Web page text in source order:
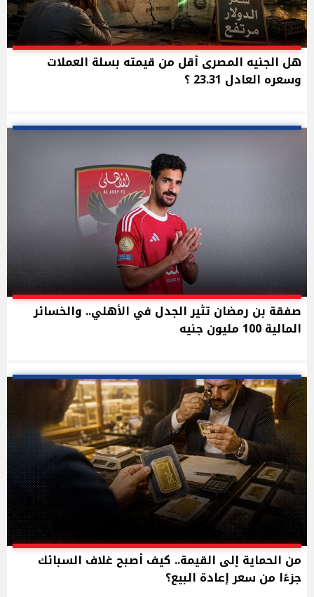
هل الجنيه المصرى أقل من قيمته بسلة العملات
وسعره العادل 23.31 ؟
صفقة بن رمضان تثير الجدل في الأهلي.. والخسائر
المالية 100 مليون جنيه
من الحماية إلى القيمة.. كيف أصبح غلاف السبائك
جزءًا من سعر إعادة البيع؟